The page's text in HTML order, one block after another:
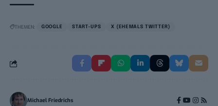
THEMEN: GOOGLE START-UPS X (EHEMALS TWITTER)
Michael Friedrichs